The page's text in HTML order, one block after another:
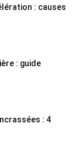
: causes
: guide
: 4